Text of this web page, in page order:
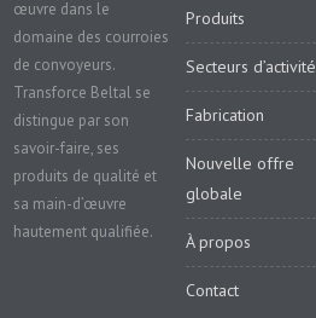
œuvre dans le
domaine des courroies
de convoyeurs.
Transforce Beltal se
distingue par son
savoir-faire, ses
produits de qualité et
sa main-d’œuvre
hautement qualifiée.
Produits
Secteurs d’activité
Fabrication
Nouvelle offre
globale
À propos
Contact